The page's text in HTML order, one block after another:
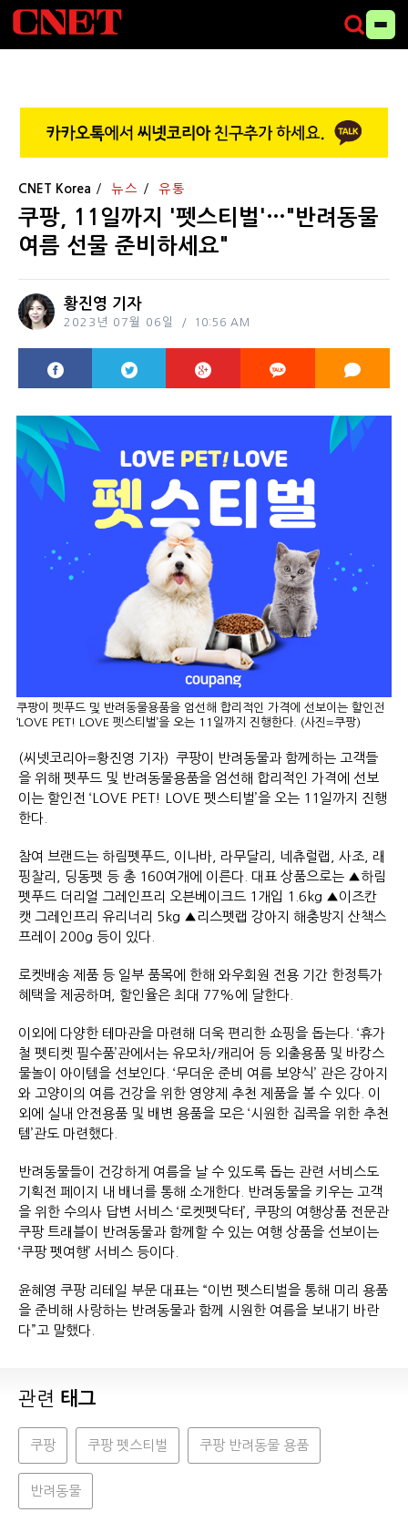
CNET Korea 뉴스 유통
쿠팡, 11일까지 '펫스티벌'…"반려동물
여름 선물 준비하세요"
황진영 기자
2023년 07월 06일 10:56 AM
쿠팡이 펫푸드 및 반려동물용품을 엄선해 합리적인 가격에 선보이는 할인전
‘LOVE PET! LOVE 펫스티벌’을 오는 11일까지 진행한다. (사진=쿠팡)
(씨넷코리아=황진영 기자) 쿠팡이 반려동물과 함께하는 고객들
을 위해 펫푸드 및 반려동물용품을 엄선해 합리적인 가격에 선보
이는 할인전 ‘LOVE PET! LOVE 펫스티벌’을 오는 11일까지 진행
한다.
참여 브랜드는 하림펫푸드, 이나바, 라무달리, 네츄럴랩, 사조, 래
핑찰리, 딩동펫 등 총 160여개에 이른다. 대표 상품으로는 ▲하림
펫푸드 더리얼 그레인프리 오븐베이크드 1개입 1.6kg ▲이즈칸
캣 그레인프리 유리너리 5kg ▲리스펫랩 강아지 해충방지 산책스
프레이 200g 등이 있다.
로켓배송 제품 등 일부 품목에 한해 와우회원 전용 기간 한정특가
혜택을 제공하며, 할인율은 최대 77%에 달한다.
이외에 다양한 테마관을 마련해 더욱 편리한 쇼핑을 돕는다. ‘휴가
철 펫티켓 필수품’관에서는 유모차/캐리어 등 외출용품 및 바캉스
물놀이 아이템을 선보인다. ‘무더운 준비 여름 보양식’ 관은 강아지
와 고양이의 여름 건강을 위한 영양제 추천 제품을 볼 수 있다. 이
외에 실내 안전용품 및 배변 용품을 모은 ‘시원한 집콕을 위한 추천
템’관도 마련했다.
반려동물들이 건강하게 여름을 날 수 있도록 돕는 관련 서비스도
기획전 페이지 내 배너를 통해 소개한다. 반려동물을 키우는 고객
을 위한 수의사 답변 서비스 ‘로켓펫닥터’, 쿠팡의 여행상품 전문관
쿠팡 트래블이 반려동물과 함께할 수 있는 여행 상품을 선보이는
‘쿠팡 펫여행’ 서비스 등이다.
윤혜영 쿠팡 리테일 부문 대표는 “이번 펫스티벌을 통해 미리 용품
을 준비해 사랑하는 반려동물과 함께 시원한 여름을 보내기 바란
다”고 말했다.
관련 태그
쿠팡 쿠팡 펫스티벌 쿠팡 반려동물 용품
반려동물